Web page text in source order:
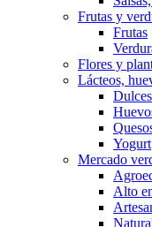
Frutas y
Frutas
Flores y
Lácteos,
Dulces
Yogurt
Mercado
Alto